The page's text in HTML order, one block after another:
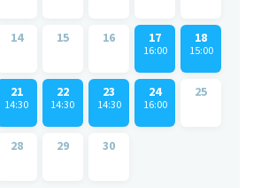
14 15 16 17
16:00
18
15:00
21
14:30
22
14:30
23
14:30
24
16:00
25
28 29 30